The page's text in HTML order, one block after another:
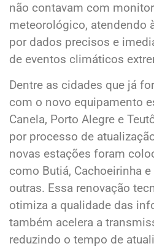
não contavam com
meteorológico, atendendo
por dados precisos e
de eventos climáticos
Dentre as cidades que já
com o novo equipamento
Canela, Porto Alegre e
por processo de
novas estações foram
como Butiá, Cachoeirinha
outras. Essa renovação
otimiza a qualidade das
também acelera a
reduzindo o tempo de